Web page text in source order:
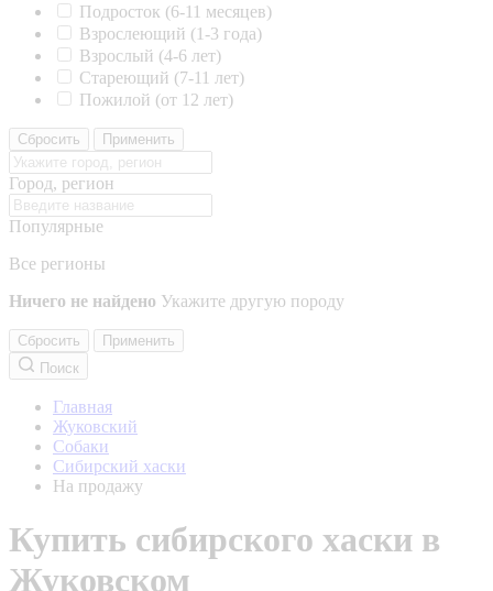
Подросток (6-11 месяцев)
Взрослеющий (1-3 года)
Взрослый (4-6 лет)
Стареющий (7-11 лет)
Пожилой (от 12 лет)
Сбросить Применить
Город, регион
Популярные
Все регионы
Ничего не найдено Укажите другую породу
Сбросить
Применить
Поиск
Главная
Жуковский
Собаки
Сибирский хаски
На продажу
Купить сибирского хаски в
Жуковском